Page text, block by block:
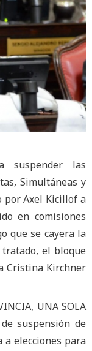
suspender las
Simultáneas y
por Axel Kicillof a
en comisiones
que se cayera la
el bloque
Cristina Kirchner
UNA SOLA
suspensión de
a elecciones para